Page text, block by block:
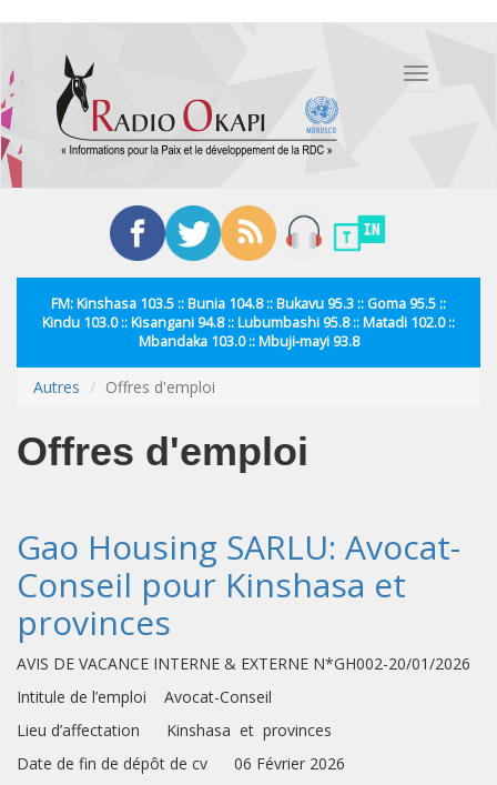
contenu
principal
Toggle
FM: Kinshasa 103.5 :: Bunia 104.8 :: Bukavu 95.3 :: Goma 95.5 ::
Kindu 103.0 :: Kisangani 94.8 :: Lubumbashi 95.8 :: Matadi 102.0 ::
Mbandaka 103.0 :: Mbuji-mayi 93.8
Autres Offres d'emploi
Offres d'emploi
Gao Housing SARLU: Avocat-
Conseil pour Kinshasa et
provinces
AVIS DE VACANCE INTERNE & EXTERNE N*GH002-20/01/2026
Intitule de l’emploi Avocat-Conseil
Lieu d’affectation Kinshasa et provinces
Date de fin de dépôt de cv 06 Février 2026